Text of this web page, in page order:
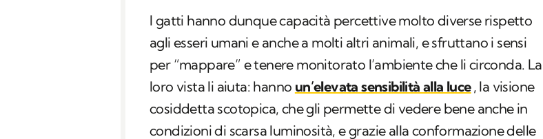
I gatti hanno dunque capacità percettive molto diverse rispetto
agli esseri umani e anche a molti altri animali, e sfruttano i sensi
per “mappare” e tenere monitorato l’ambiente che li circonda. La
loro vista li aiuta: hanno un’elevata sensibilità alla luce, la visione
cosiddetta scotopica, che gli permette di vedere bene anche in
condizioni di scarsa luminosità, e grazie alla conformazione delle